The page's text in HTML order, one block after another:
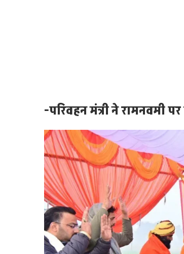
-परिवहन मंत्री ने रामनवमी